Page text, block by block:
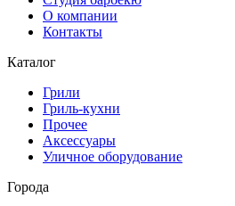
О компании
Контакты
Каталог
Грили
Гриль-кухни
Прочее
Аксессуары
Уличное оборудование
Города